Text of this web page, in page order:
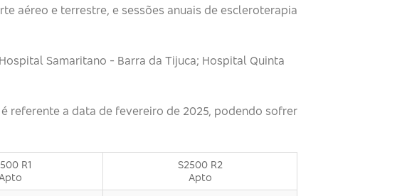
aéreo e terrestre, e sessões anuais de escleroterapia
Samaritano - Barra da Tijuca; Hospital Quinta
referente a data de fevereiro de 2025, podendo sofrer
R1
Apto
S2500 R2
Apto